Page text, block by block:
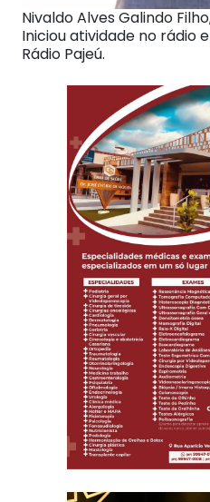
Nivaldo Alves Galindo
Iniciou atividade no rádio
Rádio Pajeú.